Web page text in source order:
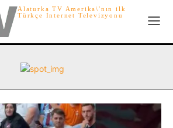
Alaturka TV Amerika\'nın ilk
Türkçe İnternet Televizyonu